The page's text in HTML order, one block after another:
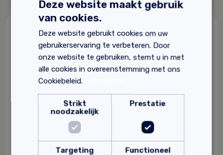
Gerelateerde producten
Deze website maakt gebruik
van cookies.
Deze website gebruikt cookies om uw
gebruikerservaring te verbeteren. Door
onze website te gebruiken, stemt u in met
alle cookies in overeenstemming met ons
Cookiebeleid.
Strikt
noodzakelijk
Prestatie
Targeting Functioneel